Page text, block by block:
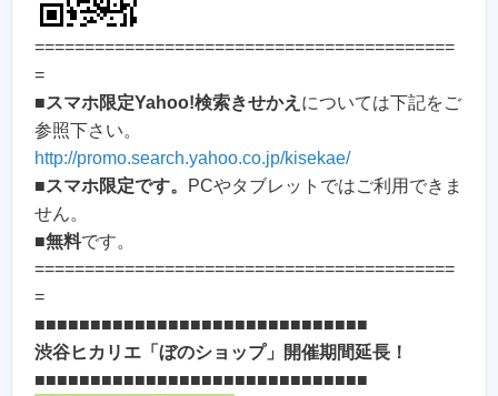
==========================================
=
■スマホ限定Yahoo!検索きせかえ については下記をご
参照下さい。
http://promo.search.yahoo.co.jp/kisekae/
■スマホ限定です。
PCやタブレットではご利用できま
せん。
■無料です。
==========================================
=
■■■■■■■■■■■■■■■■■■■■■■■■■■■■■■
渋谷ヒカリエ「ぼのショップ」開催期間延長！
■■■■■■■■■■■■■■■■■■■■■■■■■■■■■■